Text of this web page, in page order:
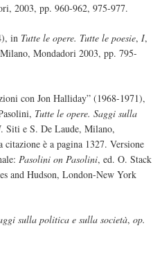
2003, pp. 960-962, 975-977.
in Tutte le opere. Tutte le poesie, I,
Mondadori 2003, pp. 795-
con Jon Halliday” (1968-1971),
Tutte le opere. Saggi sulla
Siti e S. De Laude, Milano,
è a pagina 1327. Versione
Pasolini on Pasolini, ed. O. Stack
and Hudson, London-New York
sulla politica e sulla società, op.